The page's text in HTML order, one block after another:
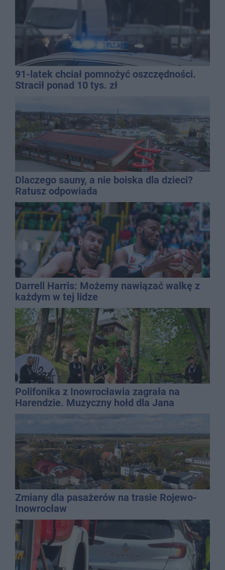
91-latek chciał pomnożyć oszczędności.
Stracił ponad 10 tys. zł
Dlaczego sauny, a nie boiska dla dzieci?
Ratusz odpowiada
Darrell Harris: Możemy nawiązać walkę z
każdym w tej lidze
Polifonika z Inowrocławia zagrała na
Harendzie. Muzyczny hołd dla Jana
Kasprowicza
Zmiany dla pasażerów na trasie Rojewo-
Inowrocław